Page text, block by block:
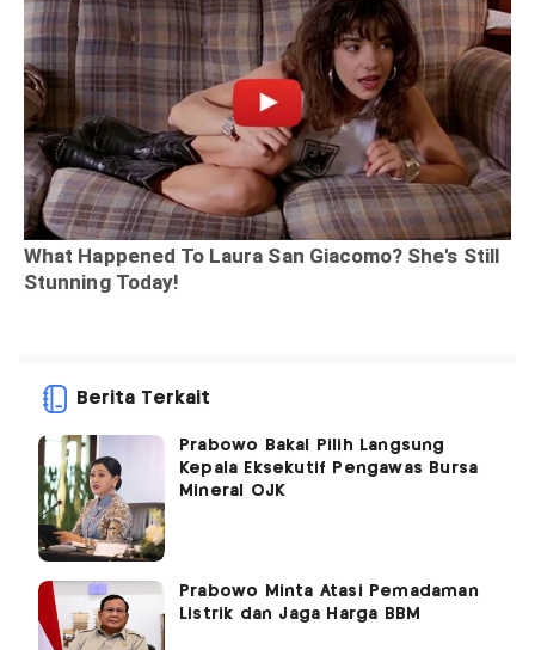
Berita Terkait
Prabowo Bakal Pilih Langsung
Kepala Eksekutif Pengawas Bursa
Mineral OJK
Prabowo Minta Atasi Pemadaman
Listrik dan Jaga Harga BBM